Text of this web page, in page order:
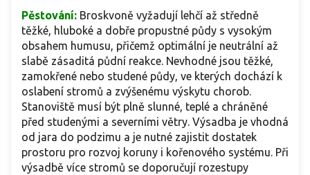
Pěstování: Broskvoně vyžadují lehčí až středně
těžké, hluboké a dobře propustné půdy s vysokým
obsahem humusu, přičemž optimální je neutrální až
slabě zásaditá půdní reakce. Nevhodné jsou těžké,
zamokřené nebo studené půdy, ve kterých dochází k
oslabení stromů a zvýšenému výskytu chorob.
Stanoviště musí být plně slunné, teplé a chráněné
před studenými a severními větry. Výsadba je vhodná
od jara do podzimu a je nutné zajistit dostatek
prostoru pro rozvoj koruny i kořenového systému. Při
výsadbě více stromů se doporučují rozestupy